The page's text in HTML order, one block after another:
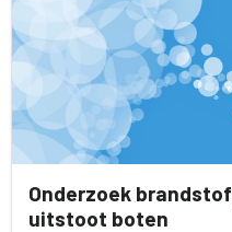
Onderzoek
uitstoot boten